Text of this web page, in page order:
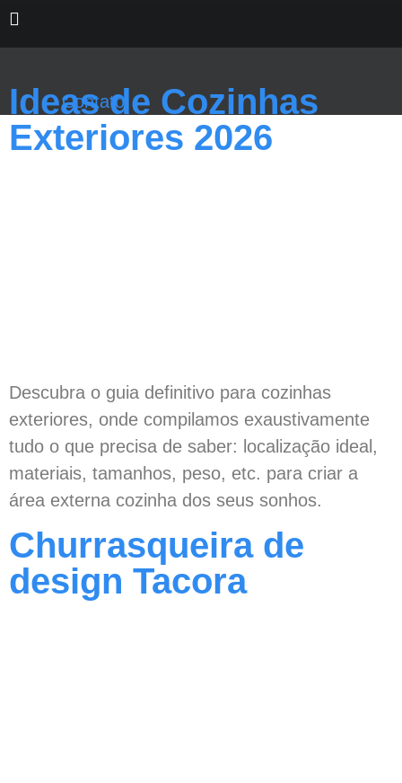
Pular
conteúdoContato
Ideas de Cozinhas
Exteriores 2026
Descubra o guia definitivo para cozinhas
exteriores, onde compilamos exaustivamente
tudo o que precisa de saber: localização ideal,
materiais, tamanhos, peso, etc. para criar a
área externa cozinha dos seus sonhos.
Churrasqueira de
design Tacora